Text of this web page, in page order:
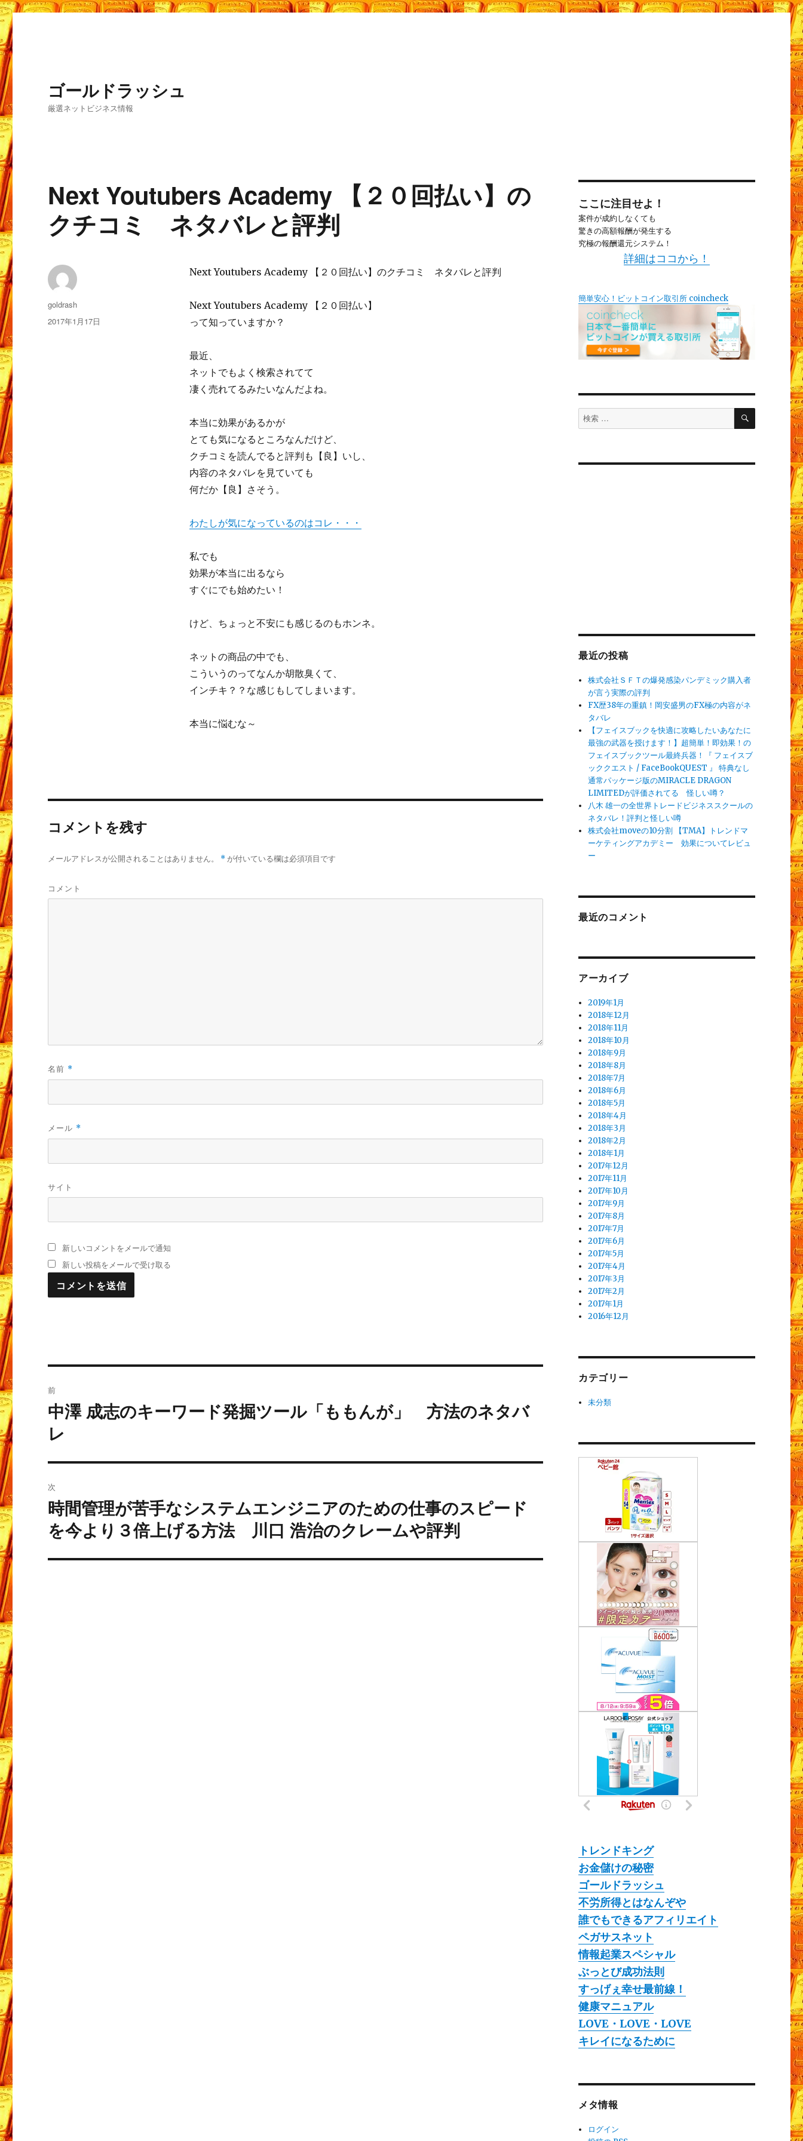
ゴールドラッシュ
厳選ネットビジネス情報
Next Youtubers Academy 【２０回払い】の
クチコミ ネタバレと評判
Next Youtubers Academy 【２０回払い】のクチコミ ネタバレと評判
Next Youtubers Academy 【２０回払い】
って知っていますか？
最近、
ネットでもよく検索されてて
凄く売れてるみたいなんだよね。
本当に効果があるかが
とても気になるところなんだけど、
クチコミを読んでると評判も【良】いし、
内容のネタバレを見ていても
何だか【良】さそう。
わたしが気になっているのはコレ・・・
私でも
効果が本当に出るなら
すぐにでも始めたい！
けど、ちょっと不安にも感じるのもホンネ。
ネットの商品の中でも、
こういうのってなんか胡散臭くて、
インチキ？？な感じもしてしまいます。
本当に悩むな～
投
稿
goldrash
投
2017年1月17日
コメントを残す
メールアドレスが公開されることはありません。 * が付いている欄は必須項目です
コメント
名前 *
メール *
サイト
新しいコメントをメールで通知
新しい投稿をメールで受け取る
稿
ナ
ゲ
ー
シ
ョ
前
過
去
の
投
中澤 成志のキーワード発掘ツール「ももんが」 方法のネタバ
レ
次
次
の
投
稿:
時間管理が苦手なシステムエンジニアのための仕事のスピード
を今より３倍上げる方法 川口 浩治のクレームや評判
ここに注目せよ！
案件が成約しなくても
驚きの高額報酬が発生する
究極の報酬還元システム！
詳細はココから！
簡単安心！ビットコイン取引所 coincheck
検
索
検
最近の投稿
株式会社ＳＦＴの爆発感染パンデミック購入者
が言う実際の評判
FX歴38年の重鎮！岡安盛男のFX極の内容がネ
タバレ
【フェイスブックを快適に攻略したいあなたに
最強の武器を授けます！】超簡単！即効果！の
フェイスブックツール最終兵器！『 フェイスブ
ッククエスト / FaceBookQUEST 』 特典なし
通常パッケージ版のMIRACLE DRAGON
LIMITEDが評価されてる 怪しい噂？
八木 雄一の全世界トレードビジネススクールの
ネタバレ！評判と怪しい噂
株式会社moveの10分割 【TMA】トレンドマ
ーケティングアカデミー 効果についてレビュ
ー
最近のコメント
アーカイブ
2019年1月
2018年12月
2018年11月
2018年10月
2018年9月
2018年8月
2018年7月
2018年6月
2018年5月
2018年4月
2018年3月
2018年2月
2018年1月
2017年12月
2017年11月
2017年10月
2017年9月
2017年8月
2017年7月
2017年6月
2017年5月
2017年4月
2017年3月
2017年2月
2017年1月
2016年12月
カテゴリー
未分類
トレンドキング
お金儲けの秘密
ゴールドラッシュ
不労所得とはなんぞや
誰でもできるアフィリエイト
ペガサスネット
情報起業スペシャル
ぶっとび成功法則
すっげぇ幸せ最前線！
健康マニュアル
LOVE・LOVE・LOVE
キレイになるために
メタ情報
ログイン